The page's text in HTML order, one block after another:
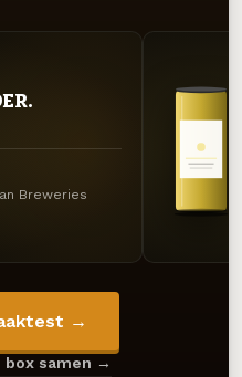
Breweries
→
samen →